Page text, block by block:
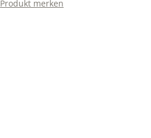
Produkt merken